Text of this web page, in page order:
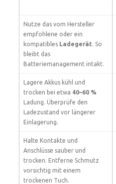
Nutze das vom Hersteller
empfohlene oder ein
kompatibles Ladegerät. So
bleibt das
Batteriemanagement intakt.
Lagere Akkus kühl und
trocken bei etwa 40–60 %
Ladung. Überprüfe den
Ladezustand vor längerer
Einlagerung.
Halte Kontakte und
Anschlüsse sauber und
trocken. Entferne Schmutz
vorsichtig mit einem
trockenen Tuch.